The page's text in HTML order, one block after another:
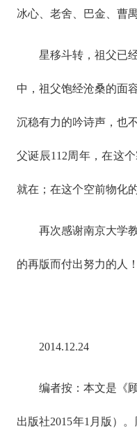
冰心、老舍、巴金、曹禺
星移斗转，祖父已
中，祖父饱经沧桑的面
沉稳有力的吟诗声，也
父诞辰112周年，在这
就在；在这个空前物化
再次感谢南京大学
的再版而付出努力的人！
2014.12.24
编者按：本文是《
出版社2015年1月版）